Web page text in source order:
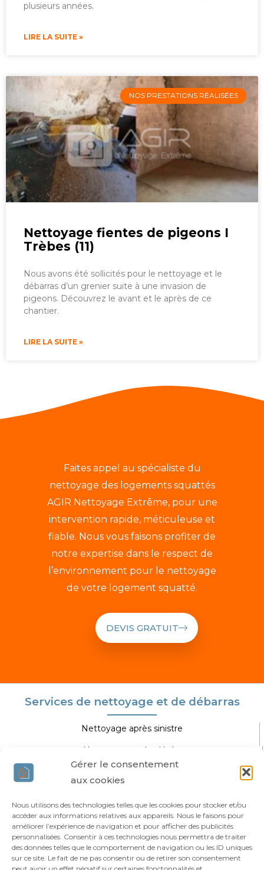
Gérer le consentement
aux cookies
Nous utilisons des technologies telles que les cookies pour stocker et/ou
accéder aux informations relatives aux appareils. Nous le faisons pour
améliorer l’expérience de navigation et pour afficher des publicités
personnalisées. Consentir à ces technologies nous permettra de traiter
des données telles que le comportement de navigation ou les ID uniques
sur ce site. Le fait de ne pas consentir ou de retirer son consentement
plusieurs années.
LIRE LA SUITE »
NOS PRESTATIONS RÉALISÉES
Nettoyage fientes de pigeons I
Trèbes (11)
Nous avons été sollicités pour le nettoyage et le
débarras d’un grenier suite à une invasion de
pigeons. Découvrez le avant et le après de ce
chantier.
LIRE LA SUITE »
Faites appel au spécialiste du
nettoyage des logements squattés
AGIR Nettoyage Extrême, pour une
intervention rapide, méticuleuse et
fiable. Nous vous faisons profiter de
notre expertise dans le respect de
l’environnement pour le nettoyage
de votre logement squatté.
DEVIS GRATUIT
Services de nettoyage et de débarras
Nettoyage après sinistre
Nettoyage après décès
Nettoyage extrême
Agir Nettoyage Extrême
Vous êtes professionnel ?
Qui sommes-nous ?